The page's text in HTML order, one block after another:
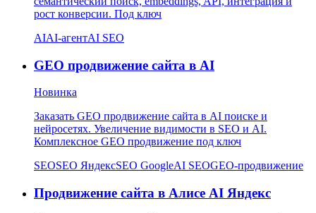
рост конверсии. Под ключ
AIAI-агентAI SEO
GEO продвижение сайта в AI
Новинка
Заказать GEO продвижение сайта в AI поиске и
нейросетях. Увеличение видимости в SEO и AI.
Комплексное GEO продвижение под ключ
SEOSEO ЯндексSEO GoogleAI SEOGEO-продвижение
Продвижение сайта в Алисе AI Яндекс